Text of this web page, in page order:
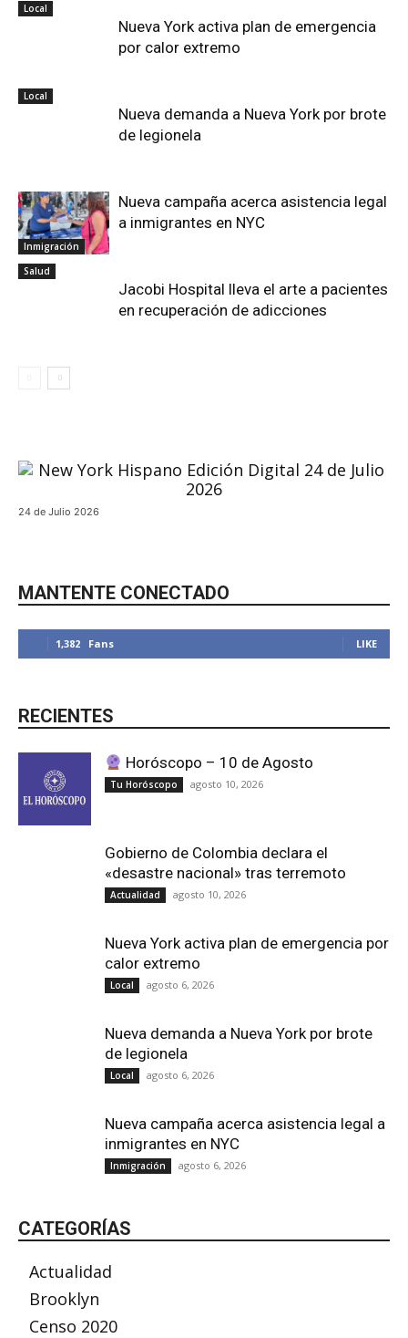
Local
Nueva York activa plan de emergencia
por calor extremo
Local
Nueva demanda a Nueva York por brote
de legionela
Inmigración
Nueva campaña acerca asistencia legal
a inmigrantes en NYC
Salud
Jacobi Hospital lleva el arte a pacientes
en recuperación de adicciones
24 de Julio 2026
MANTENTE CONECTADO
1,382 Fans LIKE
RECIENTES
Horóscopo – 10 de Agosto
Tu Horóscopo agosto 10, 2026
Gobierno de Colombia declara el
«desastre nacional» tras terremoto
Actualidad agosto 10, 2026
Nueva York activa plan de emergencia por
calor extremo
Local agosto 6, 2026
Nueva demanda a Nueva York por brote
de legionela
Local agosto 6, 2026
Nueva campaña acerca asistencia legal a
inmigrantes en NYC
Inmigración agosto 6, 2026
CATEGORÍAS
Actualidad
Brooklyn
Censo 2020